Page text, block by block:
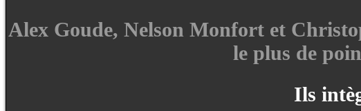
Alex Goude, Nelson Monfort et
le plus de
Ils